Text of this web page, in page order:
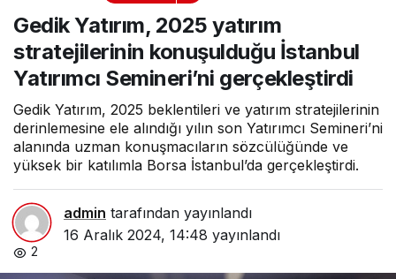
konuşulduğu İstanbul
Yatırımcı Semineri’ni
gerçekleştirdi
Gedik Yatırım, 2025 yatırım
stratejilerinin konuşulduğu İstanbul
Yatırımcı Semineri’ni gerçekleştirdi
Gedik Yatırım, 2025 beklentileri ve yatırım stratejilerinin
derinlemesine ele alındığı yılın son Yatırımcı Semineri’ni
alanında uzman konuşmacıların sözcülüğünde ve
yüksek bir katılımla Borsa İstanbul’da gerçekleştirdi.
admin tarafından yayınlandı
16 Aralık 2024, 14:48 yayınlandı
2